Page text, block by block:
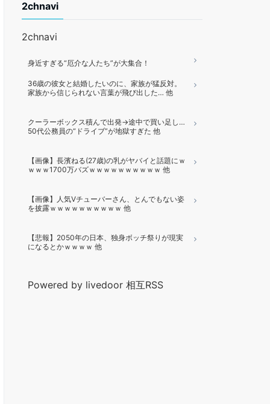
2chnavi
2chnavi
身近すぎる“厄介な人たち”が大集合！
36歳の彼女と結婚したいのに、家族が猛反対。
家族から信じられない言葉が飛び出した… 他
クーラーボックス積んで出発→途中で買い足し…
50代公務員の“ドライブ”が地獄すぎた 他
【画像】長濱ねる(27歳)の乳がヤバイと話題にｗ
ｗｗｗ1700万バズｗｗｗｗｗｗｗｗｗｗ 他
【画像】人気Vチューバーさん、とんでもない姿
を披露ｗｗｗｗｗｗｗｗｗｗ 他
【悲報】2050年の日本、独身ボッチ祭りが現実
になるとかｗｗｗｗ 他
Powered by livedoor 相互RSS